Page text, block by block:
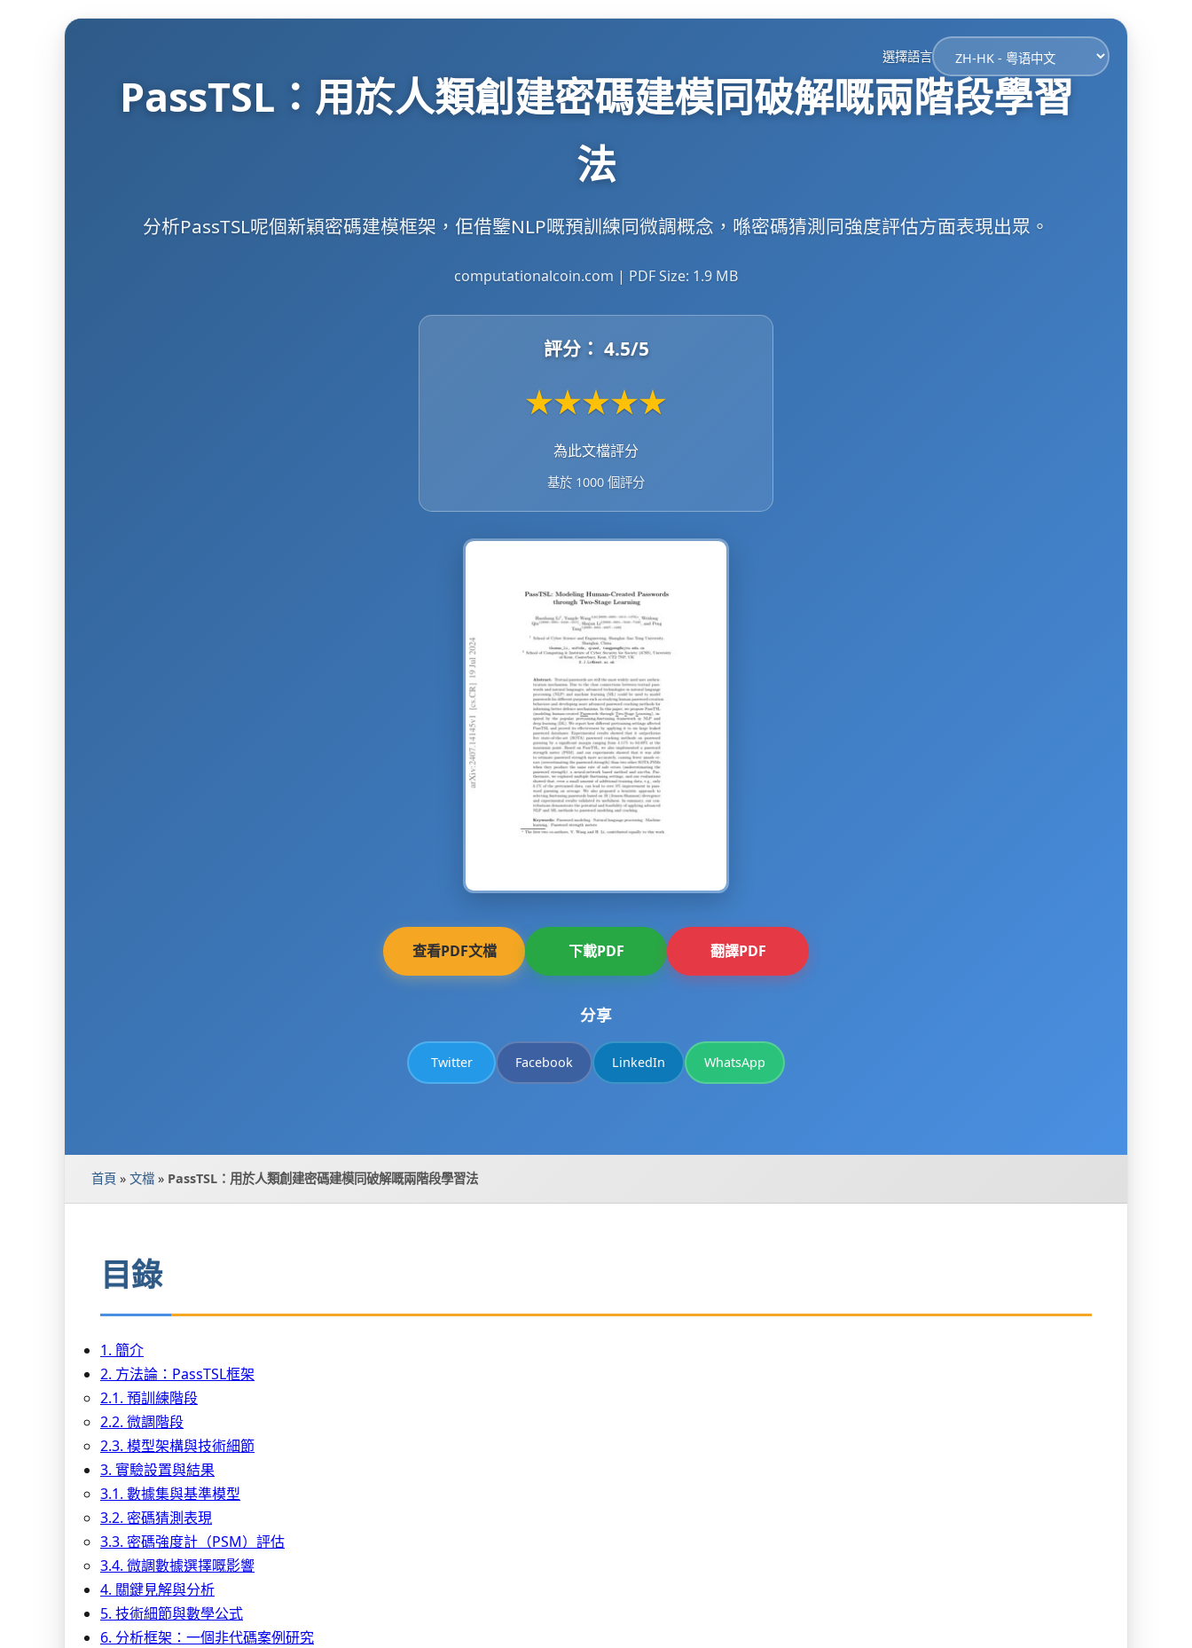
選擇語言
PassTSL：用於人類創建密碼建模同破解嘅兩階段學習
法
分析PassTSL呢個新穎密碼建模框架，佢借鑒NLP嘅預訓練同微調概念，喺密碼猜測同強度評估方面表現出眾。
computationalcoin.com | PDF Size: 1.9 MB
評分： 4.5/5
★★★★★
為此文檔評分
基於 1000 個評分
查看PDF文檔 下載PDF 翻譯PDF
分享
Twitter Facebook LinkedIn WhatsApp
首頁 » 文檔 » PassTSL：用於人類創建密碼建模同破解嘅兩階段學習法
目錄
1. 簡介
2. 方法論：PassTSL框架
2.1. 預訓練階段
2.2. 微調階段
2.3. 模型架構與技術細節
3. 實驗設置與結果
3.1. 數據集與基準模型
3.2. 密碼猜測表現
3.3. 密碼強度計（PSM）評估
3.4. 微調數據選擇嘅影響
4. 關鍵見解與分析
5. 技術細節與數學公式
6. 分析框架：一個非代碼案例研究